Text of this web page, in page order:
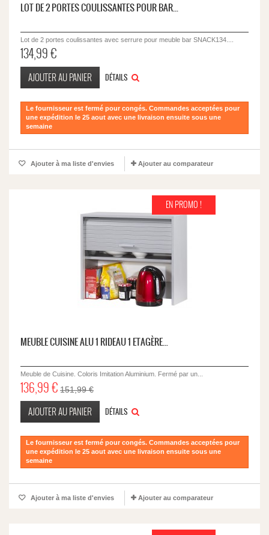
LOT DE 2 PORTES COULISSANTES POUR BAR...
Lot de 2 portes coulissantes avec serrure pour meuble bar SNACK134....
134,99 €
AJOUTER AU PANIER DÉTAILS
Le fournisseur est fermé pour congés. Commandes acceptées pour
une expédition le 25 aout avec une livraison ensuite sous une
semaine
Ajouter à ma liste d'envies Ajouter au comparateur
EN PROMO !
MEUBLE CUISINE ALU 1 RIDEAU 1 ETAGÈRE...
Meuble de Cuisine. Coloris Imitation Aluminium. Fermé par un...
136,99 € 151,99 €
AJOUTER AU PANIER DÉTAILS
Le fournisseur est fermé pour congés. Commandes acceptées pour
une expédition le 25 aout avec une livraison ensuite sous une
semaine
Ajouter à ma liste d'envies Ajouter au comparateur